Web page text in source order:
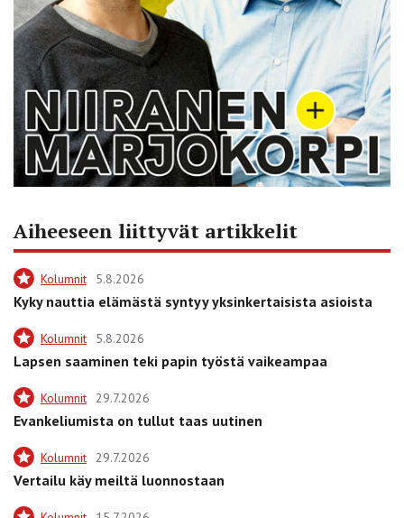
Aiheeseen liittyvät artikkelit
Kolumnit 5.8.2026
Kyky nauttia elämästä syntyy yksinkertaisista asioista
Kolumnit 5.8.2026
Lapsen saaminen teki papin työstä vaikeampaa
Kolumnit 29.7.2026
Evankeliumista on tullut taas uutinen
Kolumnit 29.7.2026
Vertailu käy meiltä luonnostaan